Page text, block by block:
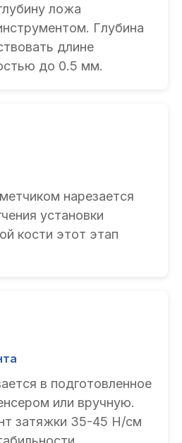
ложа
Глубина
длине
до 0.5 мм.
нарезается
установки
кости этот этап
в подготовленное
или вручную.
затяжки 35-45 Н/см